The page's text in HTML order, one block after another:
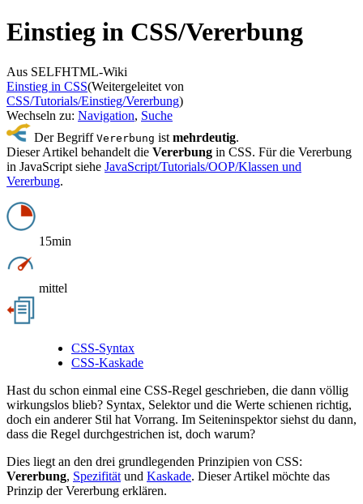
Einstieg in CSS/Vererbung
Aus SELFHTML-Wiki
Einstieg in CSS(Weitergeleitet von
CSS/Tutorials/Einstieg/Vererbung)
Wechseln zu: Navigation, Suche
Der Begriff Vererbung ist mehrdeutig.
Dieser Artikel behandelt die Vererbung in CSS. Für die Vererbung
in JavaScript siehe JavaScript/Tutorials/OOP/Klassen und
Vererbung.
15min
mittel
CSS-Syntax
CSS-Kaskade
Hast du schon einmal eine CSS-Regel geschrieben, die dann völlig
wirkungslos blieb? Syntax, Selektor und die Werte schienen richtig,
doch ein anderer Stil hat Vorrang. Im Seiteninspektor siehst du dann,
dass die Regel durchgestrichen ist, doch warum?
Dies liegt an den drei grundlegenden Prinzipien von CSS:
Vererbung, Spezifität und Kaskade. Dieser Artikel möchte das
Prinzip der Vererbung erklären.